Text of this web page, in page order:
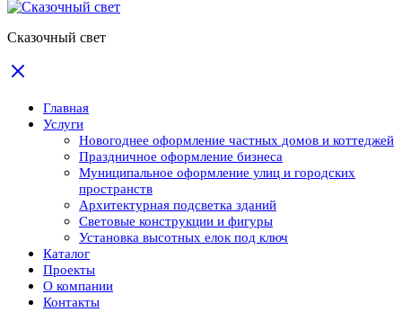
Сказочный свет
Главная
Услуги
Новогоднее оформление частных домов и коттеджей
Праздничное оформление бизнеса
Муниципальное оформление улиц и городских
пространств
Архитектурная подсветка зданий
Световые конструкции и фигуры
Установка высотных елок под ключ
Каталог
Проекты
О компании
Контакты